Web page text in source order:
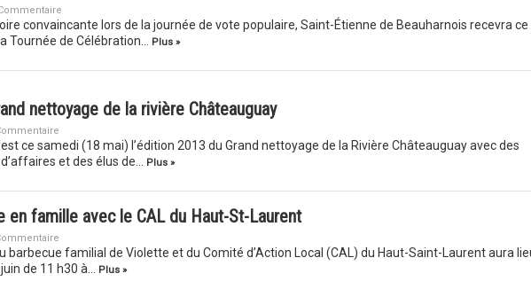
convaincante lors de la journée de vote populaire, Saint-Étienne de Beauharnois recevra ce
Tournée de Célébration…
Plus »
nettoyage de la rivière Châteauguay
ce samedi (18 mai) l’édition 2013 du Grand nettoyage de la Rivière Châteauguay avec des
et des élus de…
Plus »
en famille avec le CAL du Haut-St-Laurent
barbecue familial de Violette et du Comité d’Action Local (CAL) du Haut-Saint-Laurent aura
de 11 h30 à…
Plus »